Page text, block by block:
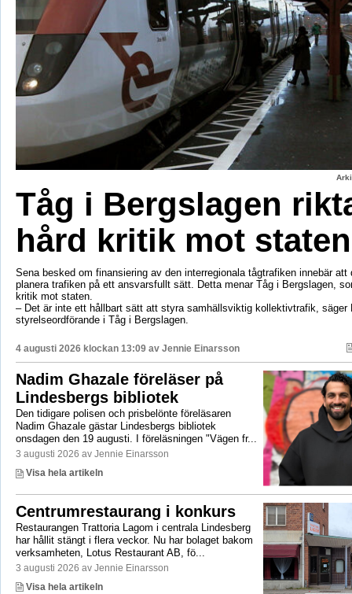
Tåg i Bergslagen
hård kritik mot staten
Sena besked om finansiering av den interregionala tågtrafiken innebär att
planera trafiken på ett ansvarsfullt sätt. Detta menar Tåg i Bergslagen,
kritik mot staten.
– Det är inte ett hållbart sätt att styra samhällsviktig kollektivtrafik, säger
styrelseordförande i Tåg i Bergslagen.
4 augusti 2026 klockan 13:09 av Jennie Einarsson
Nadim Ghazale föreläser på
Lindesbergs bibliotek
Den tidigare polisen och prisbelönte föreläsaren
Nadim Ghazale gästar Lindesbergs bibliotek
onsdagen den 19 augusti. I föreläsningen "Vägen fr...
3 augusti 2026 av Jennie Einarsson
Visa hela artikeln
Centrumrestaurang i konkurs
Restaurangen Trattoria Lagom i centrala Lindesberg
har hållit stängt i flera veckor. Nu har bolaget bakom
verksamheten, Lotus Restaurant AB, fö...
3 augusti 2026 av Jennie Einarsson
Visa hela artikeln